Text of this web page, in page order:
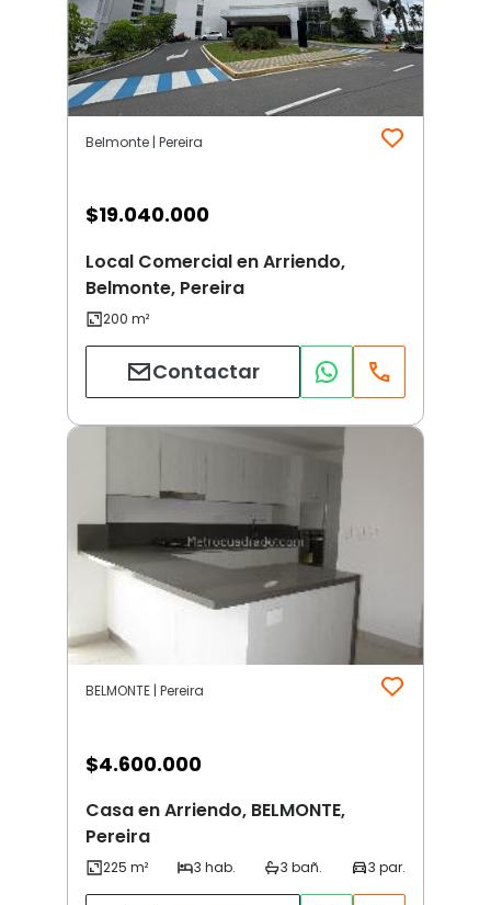
Belmonte | Pereira
$19.040.000
Local Comercial en Arriendo,
Belmonte, Pereira
Contactar
BELMONTE | Pereira
$4.600.000
Casa en Arriendo, BELMONTE,
Pereira